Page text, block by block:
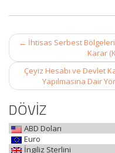
Post
navigation
← İhtisas Serbest
Karar
Çeyiz Hesabı ve Devlet
Yapılmasına Dair
DÖVİZ
ABD Doları
Euro
İngiliz Sterlini